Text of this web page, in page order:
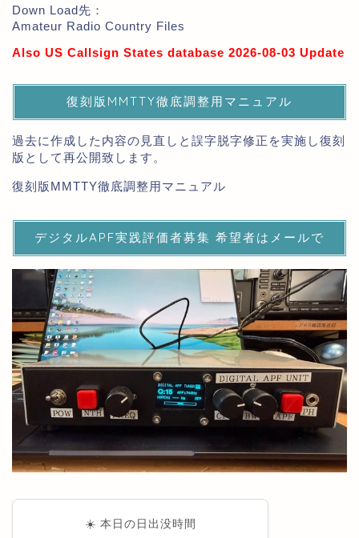
Down Load先：
Amateur Radio Country Files
Also US Callsign States database 2026-08-03 Update
復刻版MMTTY徹底調整用マニュアル
過去に作成した内容の見直しと誤字脱字修正を実施し復刻
版として再公開致します。
復刻版MMTTY徹底調整用マニュアル
デジタルAPF実践評価者募集 希望者はメールで
☀️ 本日の日出没時間